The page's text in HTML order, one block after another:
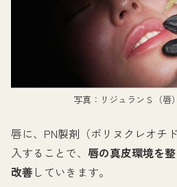
写真：リジュランＳ（唇
唇に、PN製剤（ポリヌクレオチ
入することで、 唇の真皮環境を
改善 していきます。